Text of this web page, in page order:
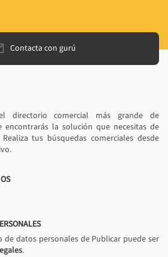
Contacta con gurú
directorio comercial más grande de
encontrarás la solución que necesitas de
tus búsquedas comerciales desde
datos personales de Publicar puede ser
.